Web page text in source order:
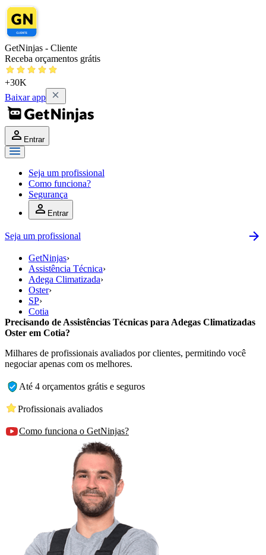
GetNinjas - Cliente
Receba orçamentos grátis
+30K
Baixar app
Entrar
Seja um profissional
Como funciona?
Segurança
Entrar
Seja um profissional
GetNinjas›
Assistência Técnica›
Adega Climatizada›
Oster›
SP›
Cotia
Precisando de Assistências Técnicas para Adegas Climatizadas
Oster em Cotia?
Milhares de profissionais avaliados por clientes, permitindo você
negociar apenas com os melhores.
Até 4 orçamentos grátis e seguros
Profissionais avaliados
Como funciona o GetNinjas?